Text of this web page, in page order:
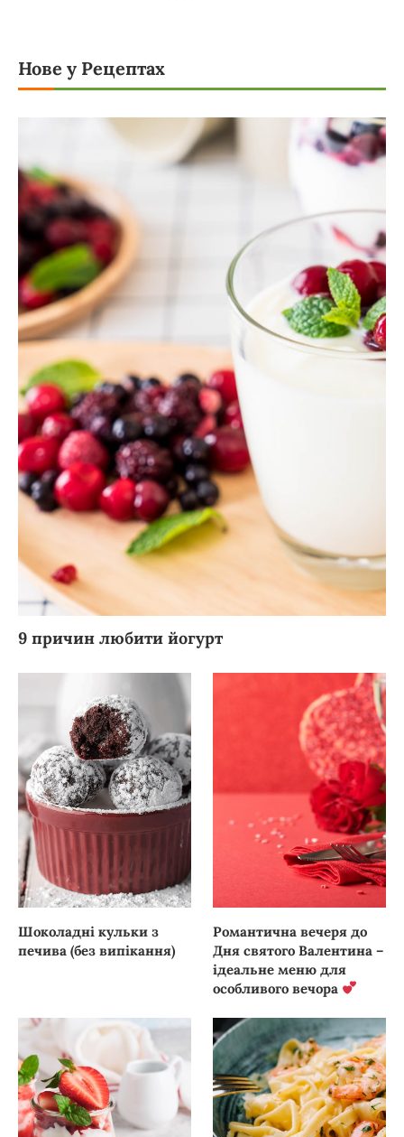
Нове у Рецептах
9 причин любити йогурт
Шоколадні кульки з
печива (без випікання)
Романтична вечеря до
Дня святого Валентина –
ідеальне меню для
особливого вечора